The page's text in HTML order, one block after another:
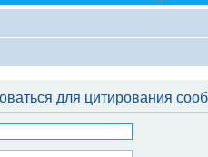
для цитирования